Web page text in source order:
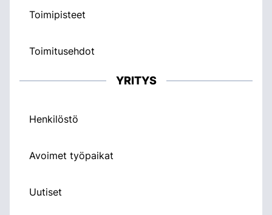
Toimipisteet
Toimitusehdot
YRITYS
Henkilöstö
Avoimet työpaikat
Uutiset